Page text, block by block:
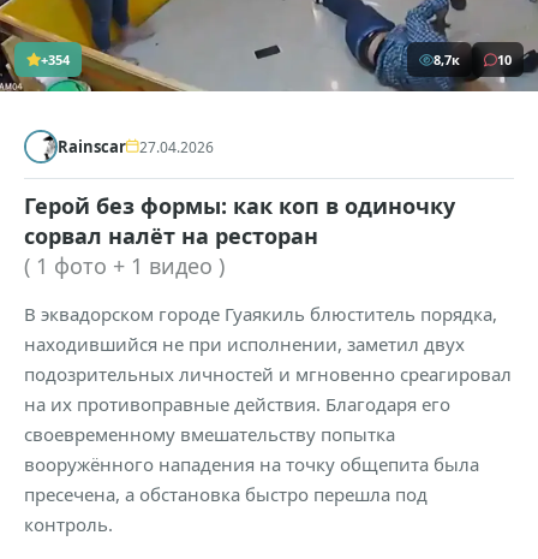
+354 8,7к 10
Rainscar 27.04.2026
Герой без формы: как коп в одиночку
сорвал налёт на ресторан
( 1 фото + 1 видео )
В эквадорском городе Гуаякиль блюститель порядка,
находившийся не при исполнении, заметил двух
подозрительных личностей и мгновенно среагировал
на их противоправные действия. Благодаря его
своевременному вмешательству попытка
вооружённого нападения на точку общепита была
пресечена, а обстановка быстро перешла под
контроль.